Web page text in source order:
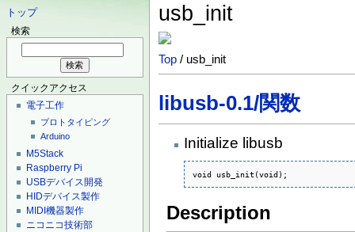
トップ
検索
クイックアクセス
電子工作
プロトタイピング
Arduino
M5Stack
Raspberry Pi
USBデバイス開発
HIDデバイス製作
MIDI機器製作
ニコニコ技術部
usb_init
Top / usb_init
libusb-0.1/関数
Initialize libusb
void usb_init(void);
Description